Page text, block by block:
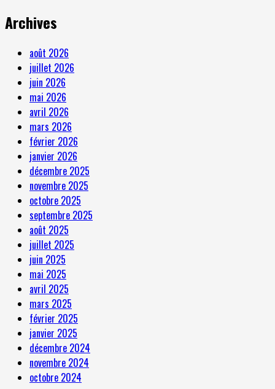
Archives
août 2026
juillet 2026
juin 2026
mai 2026
avril 2026
mars 2026
février 2026
janvier 2026
décembre 2025
novembre 2025
octobre 2025
septembre 2025
août 2025
juillet 2025
juin 2025
mai 2025
avril 2025
mars 2025
février 2025
janvier 2025
décembre 2024
novembre 2024
octobre 2024